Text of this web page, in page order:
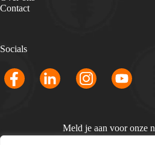
Contact
Socials
Meld je aan voor onze